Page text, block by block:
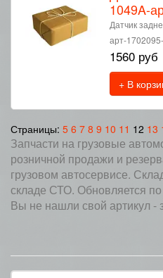
1049A-
Датчик
арт-
1560 руб
+ В
Страницы: 5 6 7 8 9 10 11 12 13
Запчасти на грузовые
розничной продажи и
грузовом автосервисе.
складе СТО. Обновляется
Вы не нашли свой артикул -